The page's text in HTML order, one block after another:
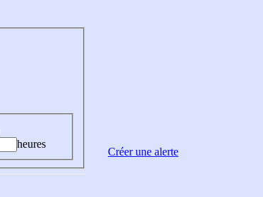
heures
Créer une alerte